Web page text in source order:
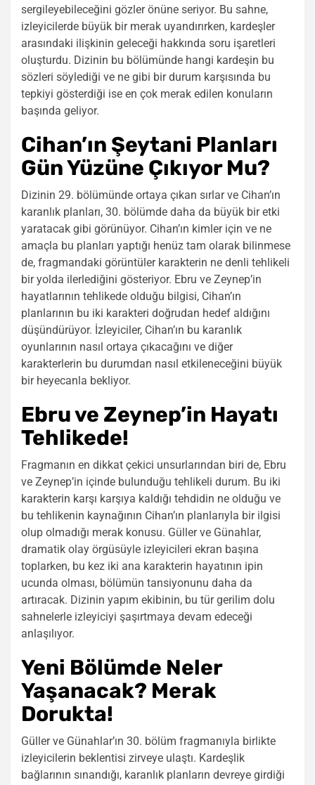
sergileyebileceğini gözler önüne seriyor. Bu sahne,
izleyicilerde büyük bir merak uyandırırken, kardeşler
arasındaki ilişkinin geleceği hakkında soru işaretleri
oluşturdu. Dizinin bu bölümünde hangi kardeşin bu
sözleri söylediği ve ne gibi bir durum karşısında bu
tepkiyi gösterdiği ise en çok merak edilen konuların
başında geliyor.
Cihan’ın Şeytani Planları
Gün Yüzüne Çıkıyor Mu?
Dizinin 29. bölümünde ortaya çıkan sırlar ve Cihan’ın
karanlık planları, 30. bölümde daha da büyük bir etki
yaratacak gibi görünüyor. Cihan’ın kimler için ve ne
amaçla bu planları yaptığı henüz tam olarak bilinmese
de, fragmandaki görüntüler karakterin ne denli tehlikeli
bir yolda ilerlediğini gösteriyor. Ebru ve Zeynep’in
hayatlarının tehlikede olduğu bilgisi, Cihan’ın
planlarının bu iki karakteri doğrudan hedef aldığını
düşündürüyor. İzleyiciler, Cihan’ın bu karanlık
oyunlarının nasıl ortaya çıkacağını ve diğer
karakterlerin bu durumdan nasıl etkileneceğini büyük
bir heyecanla bekliyor.
Ebru ve Zeynep’in Hayatı
Tehlikede!
Fragmanın en dikkat çekici unsurlarından biri de, Ebru
ve Zeynep’in içinde bulunduğu tehlikeli durum. Bu iki
karakterin karşı karşıya kaldığı tehdidin ne olduğu ve
bu tehlikenin kaynağının Cihan’ın planlarıyla bir ilgisi
olup olmadığı merak konusu. Güller ve Günahlar,
dramatik olay örgüsüyle izleyicileri ekran başına
toplarken, bu kez iki ana karakterin hayatının ipin
ucunda olması, bölümün tansiyonunu daha da
artıracak. Dizinin yapım ekibinin, bu tür gerilim dolu
sahnelerle izleyiciyi şaşırtmaya devam edeceği
anlaşılıyor.
Yeni Bölümde Neler
Yaşanacak? Merak
Dorukta!
Güller ve Günahlar’ın 30. bölüm fragmanıyla birlikte
izleyicilerin beklentisi zirveye ulaştı. Kardeşlik
bağlarının sınandığı, karanlık planların devreye girdiği